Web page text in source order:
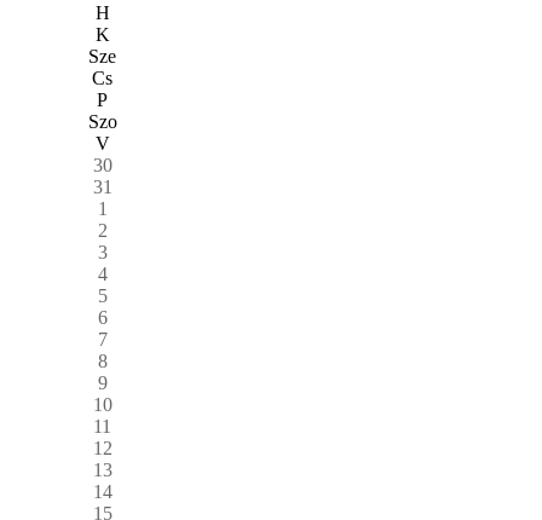
H
K
Sze
Cs
P
Szo
V
30
31
1
2
3
4
5
6
7
8
9
10
11
12
13
14
15